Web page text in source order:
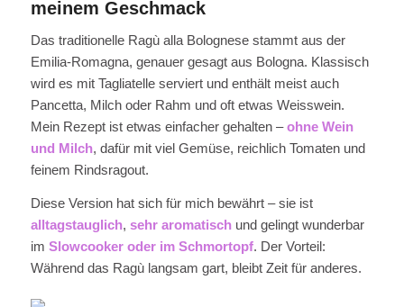
meinem Geschmack
Das traditionelle Ragù alla Bolognese stammt aus der
Emilia-Romagna, genauer gesagt aus Bologna. Klassisch
wird es mit Tagliatelle serviert und enthält meist auch
Pancetta, Milch oder Rahm und oft etwas Weisswein.
Mein Rezept ist etwas einfacher gehalten –ohne Wein
und Milch, dafür mit viel Gemüse, reichlich Tomaten und
feinem Rindsragout.
Diese Version hat sich für mich bewährt – sie ist
alltagstauglich, sehr aromatischund gelingt wunderbar
im Slowcooker oder im Schmortopf. Der Vorteil:
Während das Ragù langsam gart, bleibt Zeit für anderes.